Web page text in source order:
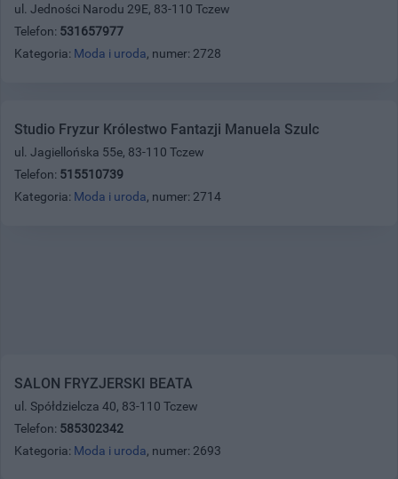
ul. Jedności Narodu 29E, 83-110 Tczew
Telefon: 531657977
Kategoria: Moda i uroda, numer: 2728
Studio Fryzur Królestwo Fantazji Manuela Szulc
ul. Jagiellońska 55e, 83-110 Tczew
Telefon: 515510739
Kategoria: Moda i uroda, numer: 2714
SALON FRYZJERSKI BEATA
ul. Spółdzielcza 40, 83-110 Tczew
Telefon: 585302342
Kategoria: Moda i uroda, numer: 2693